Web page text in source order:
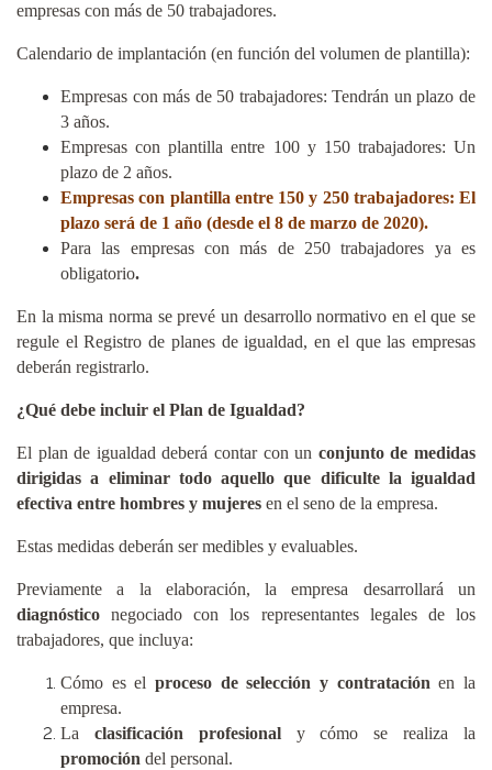
empresas con más de 50 trabajadores.
Calendario de implantación (en función del volumen de plantilla):
Empresas con más de 50 trabajadores: Tendrán un plazo de
3 años.
Empresas con plantilla entre 100 y 150 trabajadores: Un
plazo de 2 años.
Empresas con plantilla entre 150 y 250 trabajadores: El
plazo será de 1 año (desde el 8 de marzo de 2020).
Para las empresas con más de 250 trabajadores ya es
obligatorio.
En la misma norma se prevé un desarrollo normativo en el que se
regule el Registro de planes de igualdad, en el que las empresas
deberán registrarlo.
¿Qué debe incluir el Plan de Igualdad?
El plan de igualdad deberá contar con un conjunto de medidas
dirigidas a eliminar todo aquello que dificulte la igualdad
efectiva entre hombres y mujeres en el seno de la empresa.
Estas medidas deberán ser medibles y evaluables.
Previamente a la elaboración, la empresa desarrollará un
diagnóstico negociado con los representantes legales de los
trabajadores, que incluya:
Cómo es el proceso de selección y contratación en la
empresa.
La clasificación profesionaly cómo se realiza la
promoción del personal.